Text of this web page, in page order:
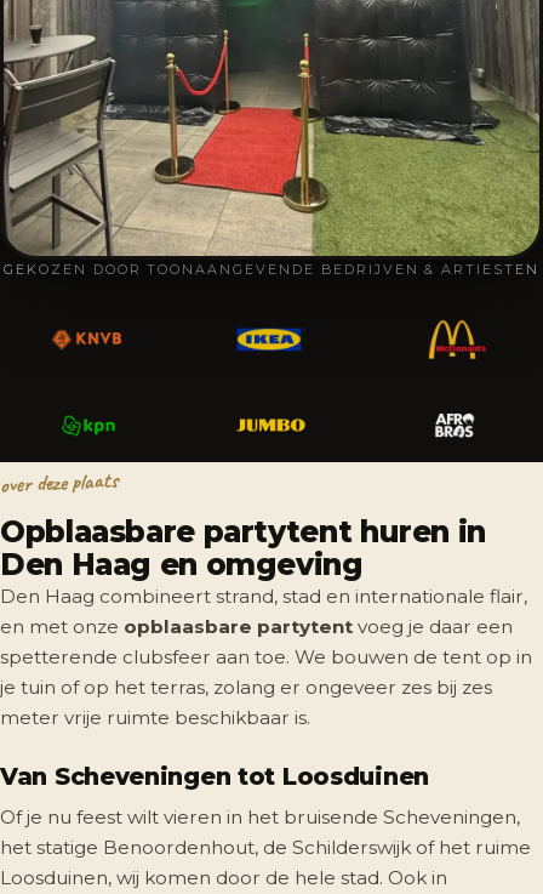
GEKOZEN DOOR TOONAANGEVENDE BEDRIJVEN & ARTIESTEN
over deze plaats
Opblaasbare partytent huren in
Den Haag en omgeving
Den Haag combineert strand, stad en internationale flair,
en met onze opblaasbare partytent voeg je daar een
spetterende clubsfeer aan toe. We bouwen de tent op in
je tuin of op het terras, zolang er ongeveer zes bij zes
meter vrije ruimte beschikbaar is.
Van Scheveningen tot Loosduinen
Of je nu feest wilt vieren in het bruisende Scheveningen,
het statige Benoordenhout, de Schilderswijk of het ruime
Loosduinen, wij komen door de hele stad. Ook in